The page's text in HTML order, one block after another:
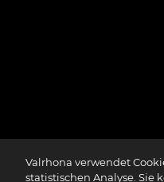
Valrhona verwendet
statistischen Analyse. Sie